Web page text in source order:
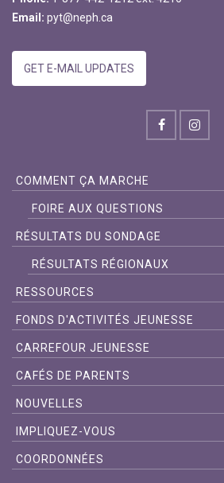
Email: pyt@neph.ca
GET E-MAIL UPDATES
COMMENT ÇA MARCHE
FOIRE AUX QUESTIONS
RÉSULTATS DU SONDAGE
RÉSULTATS RÉGIONAUX
RESSOURCES
FONDS D'ACTIVITÉS JEUNESSE
CARREFOUR JEUNESSE
CAFÉS DE PARENTS
NOUVELLES
IMPLIQUEZ-VOUS
COORDONNÉES